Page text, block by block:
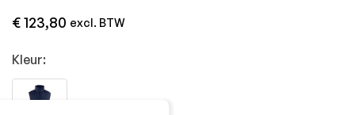
€123,80 excl. BTW
Kleur: